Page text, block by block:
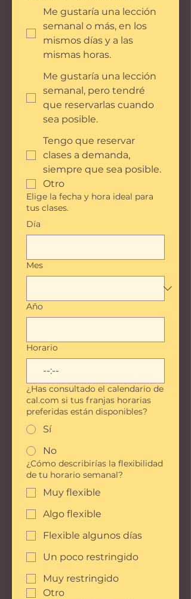
Me gustaría una lección
semanal o más, en los
mismos días y a las
mismas horas.
Me gustaría una lección
semanal, pero tendré
que reservarlas cuando
sea posible.
Tengo que reservar
clases a demanda,
siempre que sea posible.
Otro
Elige la fecha y hora ideal para
tus clases.
Día
Mes
Año
Horario
:
¿Has consultado el calendario de
cal.com si tus franjas horarias
preferidas están disponibles?
Sí
No
¿Cómo describirías la flexibilidad
de tu horario semanal?
Muy flexible
Algo flexible
Flexible algunos días
Un poco restringido
Muy restringido
Otro